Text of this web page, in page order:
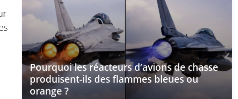
Pourquoi les réacteurs d’avions de chasse
produisent-ils des flammes bleues ou
orange ?